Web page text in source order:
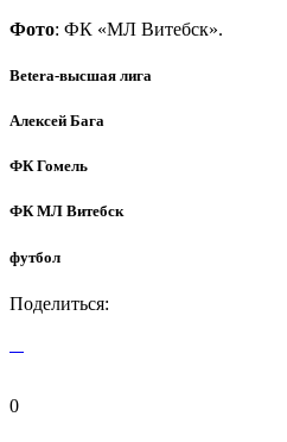
Фото: ФК «МЛ Витебск».
Betera-высшая лига
Алексей Бага
ФК Гомель
ФК МЛ Витебск
футбол
Поделиться:
0